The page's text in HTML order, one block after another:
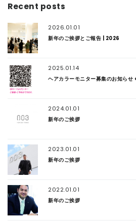
Recent posts
2026.01.01
新年のご挨拶とご報告 | 2026
2025.01.14
ヘアカラーモニター募集のお知らせ
2024.01.01
新年のご挨拶
2023.01.01
新年のご挨拶
2022.01.01
新年のご挨拶